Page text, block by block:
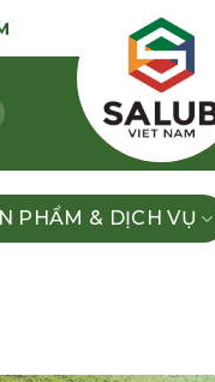
PHẨM & DỊCH VỤ